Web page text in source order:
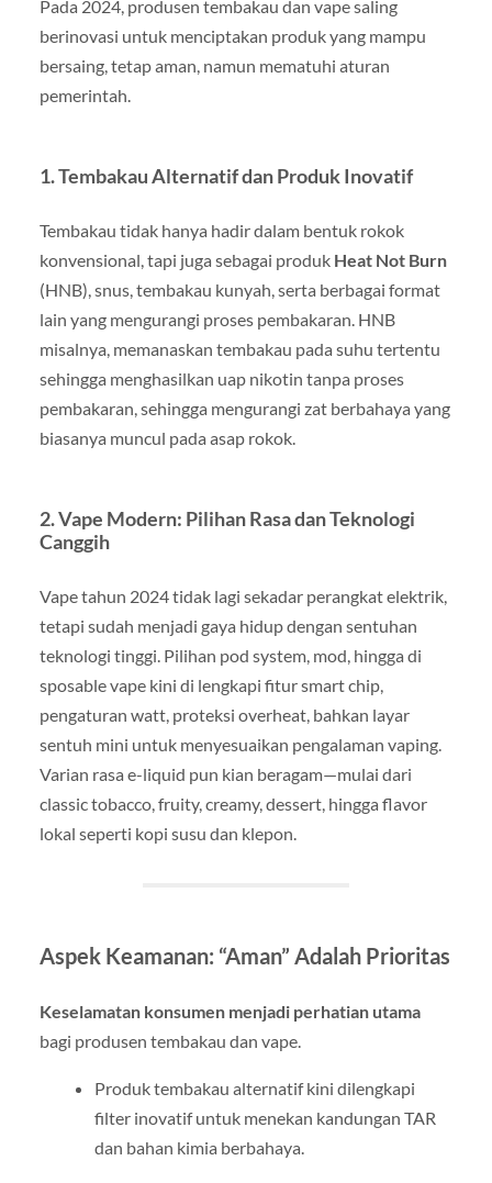
Pada 2024, produsen tembakau dan vape saling
berinovasi untuk menciptakan produk yang mampu
bersaing, tetap aman, namun mematuhi aturan
pemerintah.
1.Tembakau Alternatif dan Produk Inovatif
Tembakau tidak hanya hadir dalam bentuk rokok
konvensional, tapi juga sebagai produk Heat Not Burn
(HNB), snus, tembakau kunyah, serta berbagai format
lain yang mengurangi proses pembakaran. HNB
misalnya, memanaskan tembakau pada suhu tertentu
sehingga menghasilkan uap nikotin tanpa proses
pembakaran, sehingga mengurangi zat berbahaya yang
biasanya muncul pada asap rokok.
2.Vape Modern: Pilihan Rasa dan Teknologi
Canggih
Vape tahun 2024 tidak lagi sekadar perangkat elektrik,
tetapi sudah menjadi gaya hidup dengan sentuhan
teknologi tinggi. Pilihan pod system, mod, hingga di
sposable vape kini di lengkapi fitur smart chip,
pengaturan watt, proteksi overheat, bahkan layar
sentuh mini untuk menyesuaikan pengalaman vaping.
Varian rasa e-liquid pun kian beragam—mulai dari
classic tobacco, fruity, creamy, dessert, hingga flavor
lokal seperti kopi susu dan klepon.
Aspek Keamanan: “Aman” Adalah Prioritas
Keselamatan konsumen menjadi perhatian utama
bagi produsen tembakau dan vape.
Produk tembakau alternatif kini dilengkapi
filter inovatif untuk menekan kandungan TAR
dan bahan kimia berbahaya.